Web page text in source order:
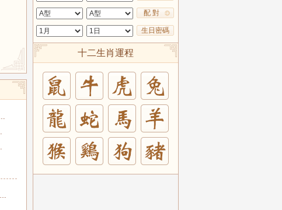
配 對
生日密碼
十二生肖運程